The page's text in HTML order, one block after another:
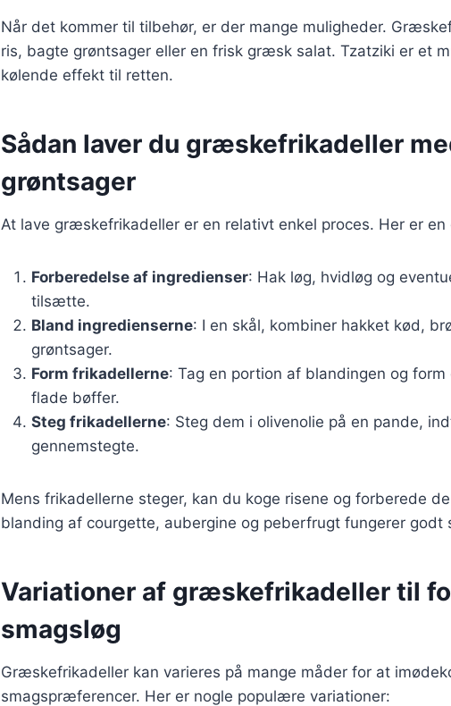
Når det kommer til tilbehør, er der mange muligheder.
ris, bagte grøntsager eller en frisk græsk salat. Tzatziki er et
kølende effekt til retten.
Sådan laver du græskefrikadeller
grøntsager
At lave græskefrikadeller er en relativt enkel proces. Her er
Forberedelse af ingredienser: Hak løg, hvidløg og
tilsætte.
Bland ingredienserne: I en skål, kombiner hakket kød,
grøntsager.
Form frikadellerne: Tag en portion af blandingen og
flade bøffer.
Steg frikadellerne: Steg dem i olivenolie på en pande,
gennemstegte.
Mens frikadellerne steger, kan du koge risene og forberede
blanding af courgette, aubergine og peberfrugt fungerer godt
Variationer af græskefrikadeller til
smagsløg
Græskefrikadeller kan varieres på mange måder for at
smagspræferencer. Her er nogle populære variationer: